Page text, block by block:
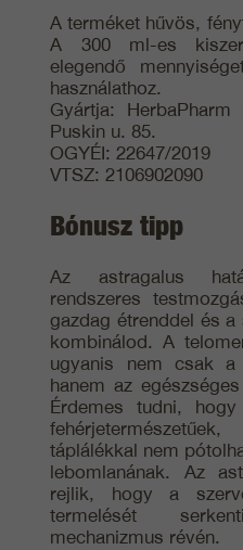
A terméket hűvös,
A 300 ml-es
elegendő
használathoz.
Gyártja:
Puskin u. 85.
OGYÉI: 22647/2019
VTSZ: 2106902090
Bónusz tipp
Az astragalus
rendszeres
gazdag étrenddel és
kombinálod. A
ugyanis nem csak a
hanem az
Érdemes tudni,
táplálékkal nem
lebomlanának. Az
rejlik, hogy a
termelését
mechanizmus révén.